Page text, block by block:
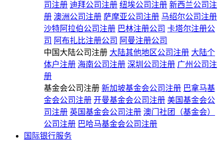
司注册 迪拜公司注册 纽埃公司注册 新西兰公司注
册 澳洲公司注册 萨摩亚公司注册 马绍尔公司注册
沙特阿拉伯公司注册 巴林注册公司 卡塔尔注册公
司 阿布扎比注册公司 阿曼注册公司
中国大陆公司注册 大陆其他地区公司注册 大陆个
体户注册 海南公司注册 深圳公司注册 广州公司注
册
基金会公司注册 新加坡基金会公司注册 巴拿马基
金会公司注册 开曼基金会公司注册 美国基金会公
司注册 英国基金会公司注册 澳门社团（基金会）
公司注册 巴哈马基金会公司注册
国际银行服务